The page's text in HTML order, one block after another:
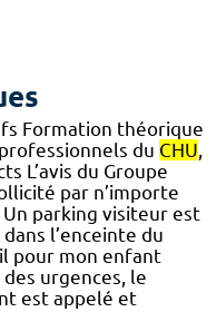
Formation théorique
du CHU
L’avis du Groupe
par n’importe
parking visiteur est
l’enceinte du
il pour mon enfant
des urgences, le
est appelé et